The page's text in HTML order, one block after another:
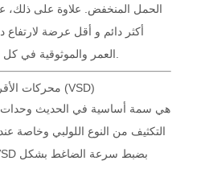
الحمل المنخفض. علاوة على ذلك،
أكثر دائم و أقل عرضة لارتفاع
محركات الأقراص ذات السرعة المتغيرة (VSD)
هي سمة أساسية في الحديث وحدات
التكثيف من النوع اللولبي وخاصة